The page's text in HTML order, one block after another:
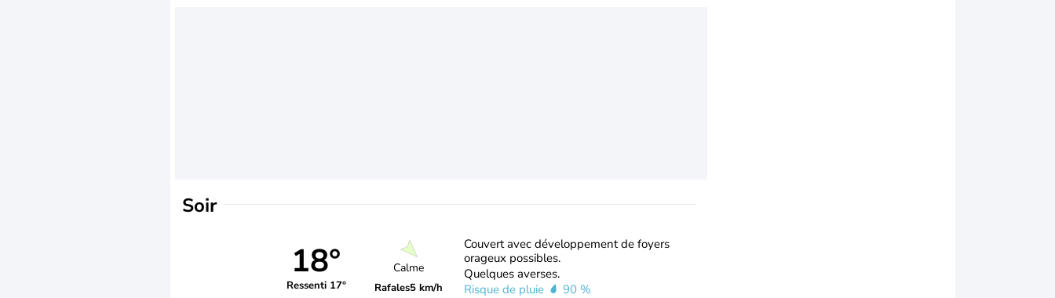
Soir
18°
Ressenti 17°
Calme
Rafales5 km/h
Couvert avec développement de foyers
orageux possibles.
Quelques averses.
Risque de pluie
90 %